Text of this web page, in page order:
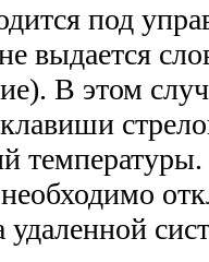
под
выдается
В этом
удаленной